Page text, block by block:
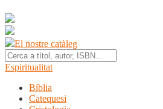
El nostre catàleg
Espiritualitat
Bíblia
Catequesi